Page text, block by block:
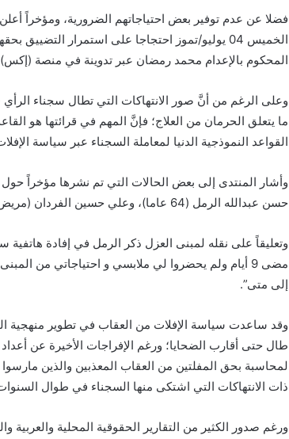
فضلا عن عدم توفير بعض احتياجاتهم الضرورية، ومؤخراً
الخميس 04 يوليو/تموز احتجاجا على استمرار
المحكوم بالإعدام محمد رمضان عبر تدوينة في منصة
وعلى الرغم من أنَّ صور الانتهاكات التي تطال سجناء
ما يتعلق الحرمان من العلاج؛ فإنَّ المهم في قرائتها هو
القواعد النموذجية الدنيا لمعاملة السجناء عبر سياسة
وأشار المنتدى إلى بعض الحالات التي تم نشرها مؤخراً
حسن عبدالله الرمل (64 عاما)، وعلي حسين الفردان (مريض بالسكلر)، حبيب الفردان.
وتعليقاً على نقله لمبنى العزل ذكر الرمل في إفادة هاتفية
إلى متى”.
وقد ساعدت سياسة الإفلات من العقاب في تطوير منهجية
طال حتى أقارب الضحايا؛ ورغم الإفراجات الأخيرة عن
لمحاسبة بحق المفلتين من العقاب المعذبين والذين
ذات الانتهاكات التي اشتكى منها السجناء في طوال
ورغم صدور الكثير من التقارير الحقوقية المحلية